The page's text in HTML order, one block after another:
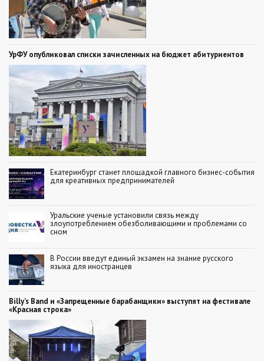
УрФУ опубликовал списки зачисленных на бюджет абитуриентов
Екатеринбург станет площадкой главного бизнес-события
для креативных предпринимателей
Уральские ученые установили связь между
злоупотреблением обезболивающими и проблемами со
сном
В России введут единый экзамен на знание русского
языка для иностранцев
Billy’s Band и «Запрещенные барабанщики» выступят на фестивале
«Красная строка»